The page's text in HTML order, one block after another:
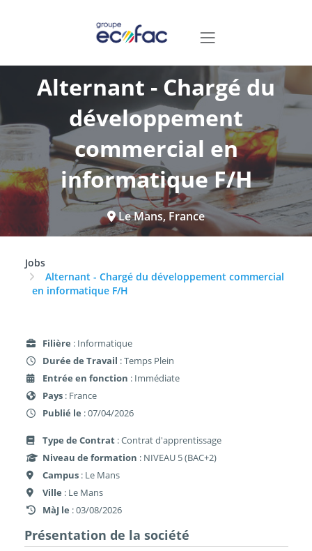
Alternant - Chargé du
développement
commercial en
informatique F/H
Le Mans, France
Jobs
Alternant - Chargé du développement commercial
en informatique F/H
Filière : Informatique
Durée de Travail : Temps Plein
Entrée en fonction : Immédiate
Pays : France
Publié le : 07/04/2026
Type de Contrat : Contrat d'apprentissage
Niveau de formation : NIVEAU 5 (BAC+2)
Campus : Le Mans
Ville : Le Mans
MàJ le : 03/08/2026
Présentation de la société